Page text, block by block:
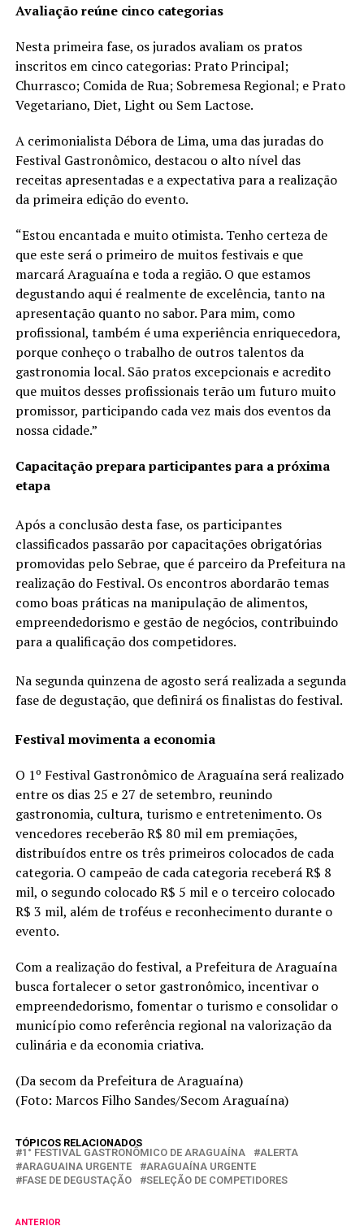
Avaliação reúne cinco categorias
Nesta primeira fase, os jurados avaliam os pratos
inscritos em cinco categorias: Prato Principal;
Churrasco; Comida de Rua; Sobremesa Regional; e Prato
Vegetariano, Diet, Light ou Sem Lactose.
A cerimonialista Débora de Lima, uma das juradas do
Festival Gastronômico, destacou o alto nível das
receitas apresentadas e a expectativa para a realização
da primeira edição do evento.
“Estou encantada e muito otimista. Tenho certeza de
que este será o primeiro de muitos festivais e que
marcará Araguaína e toda a região. O que estamos
degustando aqui é realmente de excelência, tanto na
apresentação quanto no sabor. Para mim, como
profissional, também é uma experiência enriquecedora,
porque conheço o trabalho de outros talentos da
gastronomia local. São pratos excepcionais e acredito
que muitos desses profissionais terão um futuro muito
promissor, participando cada vez mais dos eventos da
nossa cidade.”
Capacitação prepara participantes para a próxima
etapa
Após a conclusão desta fase, os participantes
classificados passarão por capacitações obrigatórias
promovidas pelo Sebrae, que é parceiro da Prefeitura na
realização do Festival. Os encontros abordarão temas
como boas práticas na manipulação de alimentos,
empreendedorismo e gestão de negócios, contribuindo
para a qualificação dos competidores.
Na segunda quinzena de agosto será realizada a segunda
fase de degustação, que definirá os finalistas do festival.
Festival movimenta a economia
O 1º Festival Gastronômico de Araguaína será realizado
entre os dias 25 e 27 de setembro, reunindo
gastronomia, cultura, turismo e entretenimento. Os
vencedores receberão R$ 80 mil em premiações,
distribuídos entre os três primeiros colocados de cada
categoria. O campeão de cada categoria receberá R$ 8
mil, o segundo colocado R$ 5 mil e o terceiro colocado
R$ 3 mil, além de troféus e reconhecimento durante o
evento.
Com a realização do festival, a Prefeitura de Araguaína
busca fortalecer o setor gastronômico, incentivar o
empreendedorismo, fomentar o turismo e consolidar o
município como referência regional na valorização da
culinária e da economia criativa.
(Da secom da Prefeitura de Araguaína)
(Foto: Marcos Filho Sandes/Secom Araguaína)
TÓPICOS RELACIONADOS
1° FESTIVAL GASTRONÔMICO DE ARAGUAÍNA
ALERTA
ARAGUAINA URGENTE
ARAGUAÍNA URGENTE
FASE DE DEGUSTAÇÃO
SELEÇÃO DE COMPETIDORES
ANTERIOR